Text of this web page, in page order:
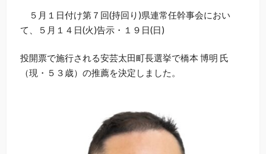
５月１日付け第７回(持回り)県連常任幹事会におい
て、５月１４日(火)告示・１９日(日)
投開票で施行される安芸太田町長選挙で橋本 博明 氏
（現・５３歳）の推薦を決定しました。